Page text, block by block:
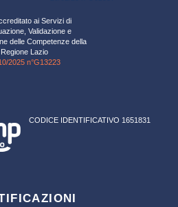
ai Servizi di
Validazione e
delle Competenze della
Regione Lazio
2025 n°G13223
CODICE IDENTIFICATIVO 1651831